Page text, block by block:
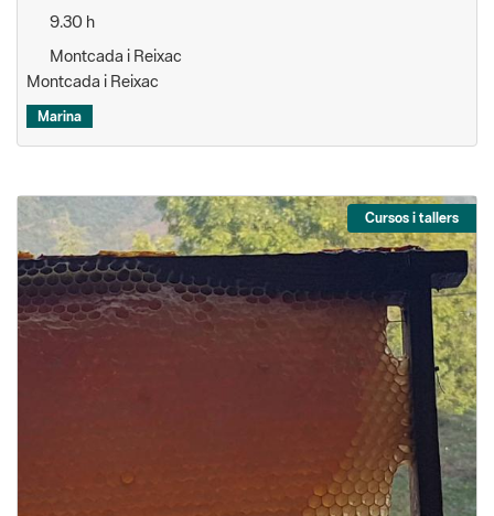
9.30 h
Montcada i Reixac
Montcada i Reixac
Marina
Cursos i tallers